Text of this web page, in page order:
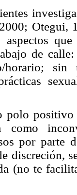
Otegui,
que
de
horario; sin
polo
como
por parte
discreción,
(no te